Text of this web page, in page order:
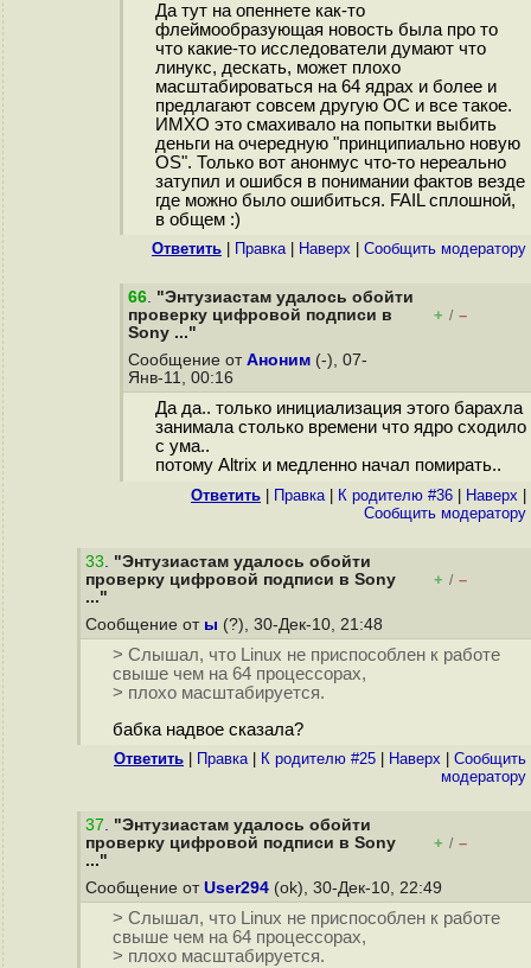
Да тут на опеннете как-то
флеймообразующая новость была про то
что какие-то исследователи думают что
линукс, дескать, может плохо
масштабироваться на 64 ядрах и более и
предлагают совсем другую ОС и все такое.
ИМХО это смахивало на попытки выбить
деньги на очередную "принципиально новую
OS". Только вот анонмус что-то нереально
затупил и ошибся в понимании фактов везде
где можно было ошибиться. FAIL сплошной,
в общем :)
Ответить Правка| Наверх Cообщить модератору
66. "Энтузиастам удалось обойти
проверку цифровой подписи в
Sony ..."
+ / –
Сообщение от Аноним (-), 07-
Янв-11, 00:16
Да да.. только инициализация этого барахла
занимала столько времени что ядро сходило
с ума..
потому Altrix и медленно начал помирать..
Ответить Правка| К родителю #36 Наверх
Cообщить модератору
33. "Энтузиастам удалось обойти
проверку цифровой подписи в Sony
..."
+ / –
Сообщение от ы (?), 30-Дек-10, 21:48
> Слышал, что Linux не приспособлен к работе
свыше чем на 64 процессорах,
> плохо масштабируется.
бабка надвое сказала?
Ответить Правка| К родителю #25 Наверх
Cообщить
модератору
37. "Энтузиастам удалось обойти
проверку цифровой подписи в Sony
..."
+ / –
Сообщение от User294 (ok), 30-Дек-10, 22:49
> Слышал, что Linux не приспособлен к работе
свыше чем на 64 процессорах,
> плохо масштабируется.